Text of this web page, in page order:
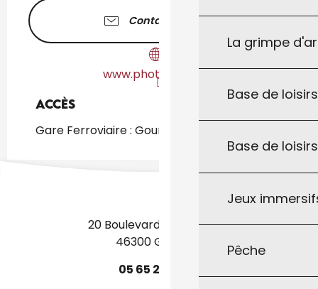
La grimpe
Base de
Base de
Jeux
Pêche
Contactez-nous
www.photalma.com
Accès
Accès
Gare Ferroviaire : Gourdon à 1km
20 Boulevard des Martyrs
46300 Gourdon
05 65 27